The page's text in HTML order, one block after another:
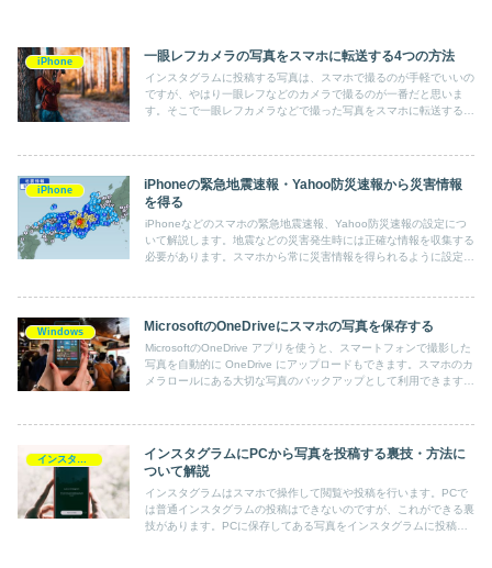
iPhone 一眼レフカメラの写真をスマホに転送する4つの方法
インスタグラムに投稿する写真は、スマホで撮るのが手軽でいいの
ですが、やはり一眼レフなどのカメラで撮るのが一番だと思いま
す。そこで一眼レフカメラなどで撮った写真をスマホに転送する方
iPhone
iPhoneの緊急地震速報・Yahoo防災速報から災害情報
を得る
iPhoneなどのスマホの緊急地震速報、Yahoo防災速報の設定につ
いて解説します。地震などの災害発生時には正確な情報を収集する
必要があります。スマホから常に災害情報を得られるように設定し
Windows MicrosoftのOneDriveにスマホの写真を保存する
MicrosoftのOneDrive アプリを使うと、スマートフォンで撮影した
写真を自動的に OneDrive にアップロードもできます。スマホのカ
メラロールにある大切な写真のバックアップとして利用できます。
インスタグラムにPCから写真を投稿する裏技・方法に
ついて解説
インスタグラムはスマホで操作して閲覧や投稿を行います。PCで
は普通インスタグラムの投稿はできないのですが、これができる裏
技があります。PCに保存してある写真をインスタグラムに投稿で